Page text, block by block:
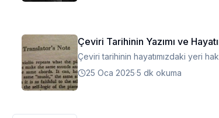
Çeviri Tarihinin Yazımı ve
Çeviri tarihinin hayatımızdaki yeri
25 Oca 2025·5 dk okuma